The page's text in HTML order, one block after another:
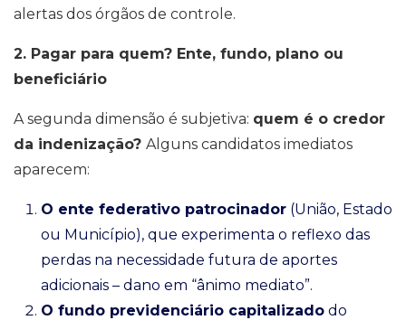
alertas dos órgãos de controle.
2. Pagar para quem? Ente, fundo, plano ou
beneficiário
A segunda dimensão é subjetiva: quem é o credor
da indenização? Alguns candidatos imediatos
aparecem:
O ente federativo patrocinador (União, Estado
ou Município), que experimenta o reflexo das
perdas na necessidade futura de aportes
adicionais – dano em “ânimo mediato”.
O fundo previdenciário capitalizado do